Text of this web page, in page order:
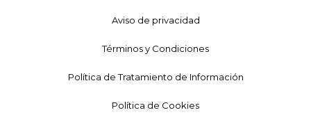
Aviso de privacidad
Términos y Condiciones
Política de Tratamiento de Información
Política de Cookies